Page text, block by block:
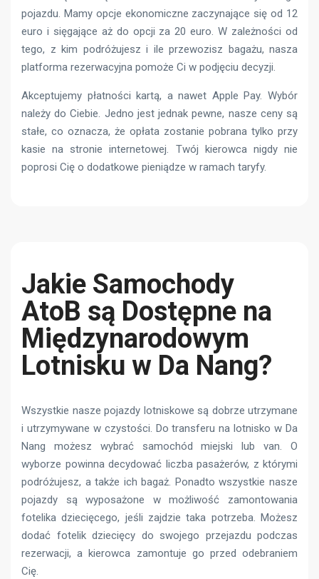
pojazdu. Mamy opcje ekonomiczne zaczynające się od 12
euro i sięgające aż do opcji za 20 euro. W zależności od
tego, z kim podróżujesz i ile przewozisz bagażu, nasza
platforma rezerwacyjna pomoże Ci w podjęciu decyzji.
Akceptujemy płatności kartą, a nawet Apple Pay. Wybór
należy do Ciebie. Jedno jest jednak pewne, nasze ceny są
stałe, co oznacza, że ​​opłata zostanie pobrana tylko przy
kasie na stronie internetowej. Twój kierowca nigdy nie
poprosi Cię o dodatkowe pieniądze w ramach taryfy.
Jakie Samochody
AtoB są Dostępne na
Międzynarodowym
Lotnisku w Da Nang?
Wszystkie nasze pojazdy lotniskowe są dobrze utrzymane
i utrzymywane w czystości. Do transferu na lotnisko w Da
Nang możesz wybrać samochód miejski lub van. O
wyborze powinna decydować liczba pasażerów, z którymi
podróżujesz, a także ich bagaż. Ponadto wszystkie nasze
pojazdy są wyposażone w możliwość zamontowania
fotelika dziecięcego, jeśli zajdzie taka potrzeba. Możesz
dodać fotelik dziecięcy do swojego przejazdu podczas
rezerwacji, a kierowca zamontuje go przed odebraniem
Cię.